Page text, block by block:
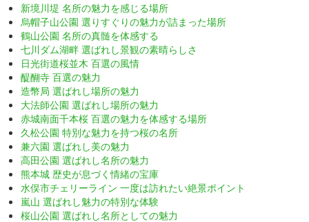
新境川堤 名所の魅力を感じる場所
烏帽子山公園 選りすぐりの魅力が詰まった場所
鶴山公園 名所の真髄を体感する
七川ダム湖畔 選ばれし景観の素晴らしさ
日光街道桜並木 百選の風情
醍醐寺 百選の魅力
造幣局 選ばれし場所の魅力
大法師公園 選ばれし場所の魅力
赤城南面千本桜 百選の魅力を体感する場所
久松公園 特別な魅力を持つ桜の名所
兼六園 選ばれし美の魅力
高田公園 選ばれし名所の魅力
熊本城 歴史が息づく情緒の宝庫
水俣市チェリーライン 一度は訪れたい絶景ポイント
嵐山 選ばれし魅力の特別な体験
桜山公園 選ばれし名所としての魅力